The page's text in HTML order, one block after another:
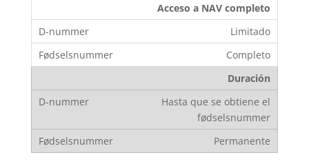
Acceso a NAV completo
Limitado
Completo
Duración
Hasta que se obtiene el
fødselsnummer
Permanente